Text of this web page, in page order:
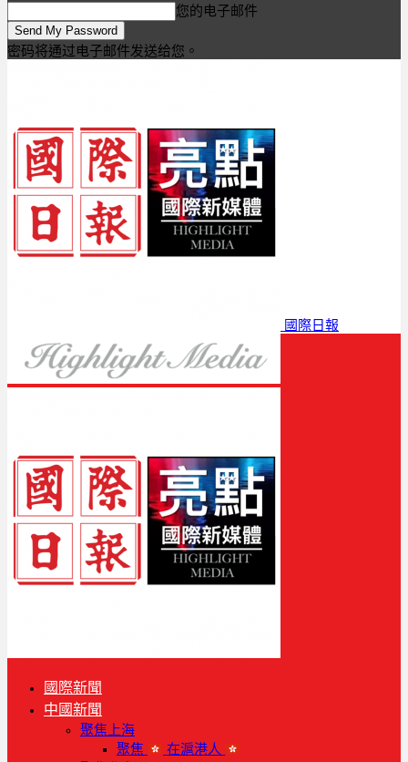
您的电子邮件
密码将通过电子邮件发送给您。
國際日報
國際新聞
中國新聞
聚焦上海
聚焦
在滬港人